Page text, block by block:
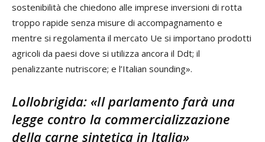
sostenibilità che chiedono alle imprese inversioni di rotta
troppo rapide senza misure di accompagnamento e
mentre si regolamenta il mercato Ue si importano prodotti
agricoli da paesi dove si utilizza ancora il Ddt; il
penalizzante nutriscore; e l’Italian sounding».
Lollobrigida: «Il parlamento farà una
legge contro la commercializzazione
della carne sintetica in Italia»